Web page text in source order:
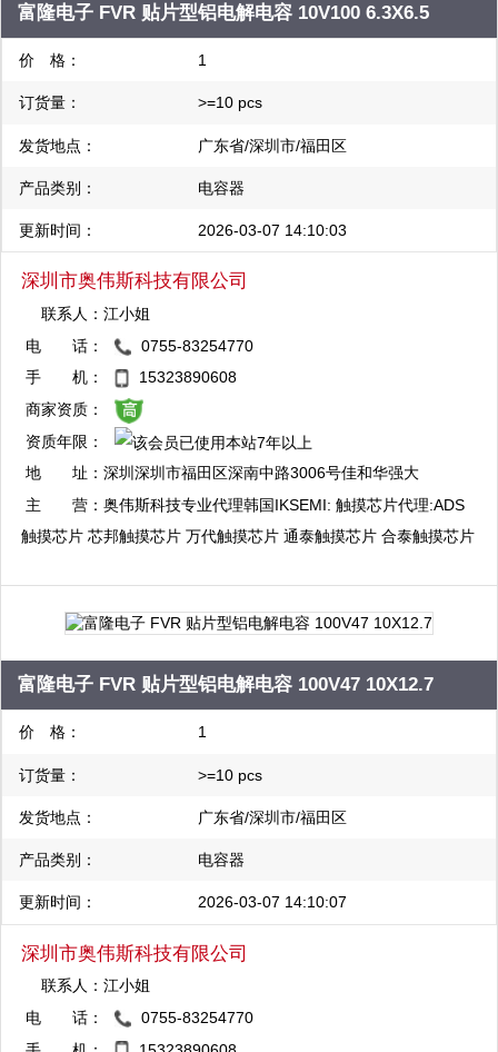
富隆电子 FVR 贴片型铝电解电容 10V100 6.3X6.5
价 格： 1
订货量： >=10 pcs
发货地点： 广东省/深圳市/福田区
产品类别： 电容器
更新时间： 2026-03-07 14:10:03
深圳市奥伟斯科技有限公司
联系人：江小姐
QQ：3003412773
复制
QQ：3003714016
复制
电 话：
0755-83254770
手 机：
15323890608
商家资质：
资质年限：
地 址：深圳深圳市福田区深南中路3006号佳和华强大
厦A座7楼整层
主 营：奥伟斯科技专业代理韩国IKSEMI: 触摸芯片代理:ADS
触摸芯片 芯邦触摸芯片 万代触摸芯片 通泰触摸芯片 合泰触摸芯片
单片机 富仕通单片机:电源管理芯片代理:PI电源管理芯片 启达电源
管理芯片 芯朋微电源管理芯片 中科微马达驱动芯片
富隆电子 FVR 贴片型铝电解电容 100V47 10X12.7
价 格： 1
订货量： >=10 pcs
发货地点： 广东省/深圳市/福田区
产品类别： 电容器
更新时间： 2026-03-07 14:10:07
深圳市奥伟斯科技有限公司
联系人：江小姐
QQ：3003412773
电 话：
0755-83254770